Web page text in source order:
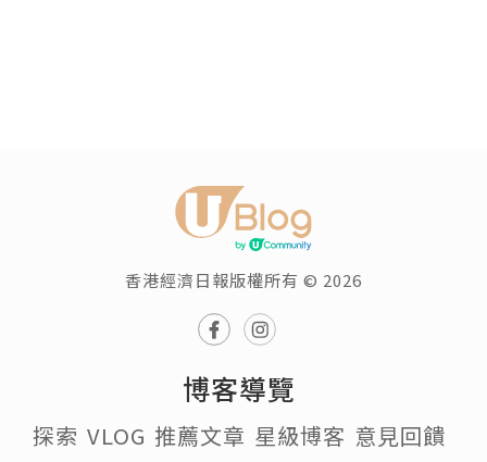
香港經濟日報版權所有 © 2026
博客導覽
探索 VLOG 推薦文章 星級博客 意見回饋